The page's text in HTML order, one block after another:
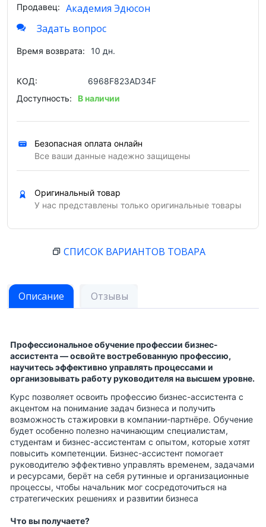
Продавец:
Академия Эдюсон
Задать вопрос
Время возврата: 10 дн.
КОД:
6968F823AD34F
Доступность:
В наличии
Безопасная оплата онлайн
Все ваши данные надежно защищены
Оригинальный товар
У нас представлены только оригинальные товары
СПИСОК ВАРИАНТОВ ТОВАРА
Описание Отзывы
Профессиональное обучение профессии бизнес-
ассистента — освойте востребованную профессию,
научитесь эффективно управлять процессами и
организовывать работу руководителя на высшем уровне.
Курс позволяет освоить профессию бизнес-ассистента с
акцентом на понимание задач бизнеса и получить
возможность стажировки в компании-партнёре. Обучение
будет особенно полезно начинающим специалистам,
студентам и бизнес-ассистентам с опытом, которые хотят
повысить компетенции. Бизнес-ассистент помогает
руководителю эффективно управлять временем, задачами
и ресурсами, берёт на себя рутинные и организационные
процессы, чтобы начальник мог сосредоточиться на
стратегических решениях и развитии бизнеса
Что вы получаете?